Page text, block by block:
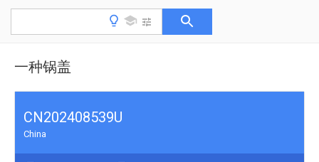
一种锅盖
CN202408539U
China